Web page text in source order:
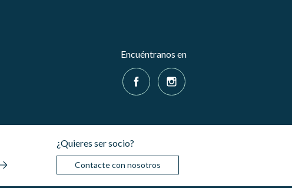
Encuéntranos en
¿Quieres ser socio?
Contacte con nosotros